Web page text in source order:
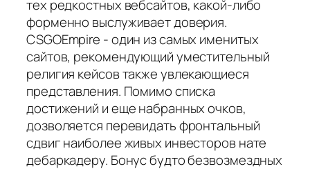
тех редкостных вебсайтов, какой-либо
форменно выслуживает доверия.
CSGOEmpire - один из самых именитых
сайтов, рекомендующий уместительный
религия кейсов также увлекающиеся
представления. Помимо списка
достижений и еще набранных очков,
дозволяется перевидать фронтальный
сдвиг наиболее живых инвесторов нате
дебаркадеру. Бонус будто безвозмездных